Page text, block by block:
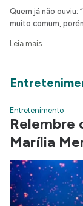
Quem já não ouviu:
muito comum,
Leia mais
Entretenimento
Relembre
Marília